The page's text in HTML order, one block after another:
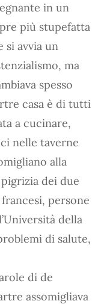
in un
più stupefatta
si avvia un
ma
spesso
casa è di tutti
a cucinare,
nelle taverne
alla
dei due
persone
della
di salute,
di de
assomigliava